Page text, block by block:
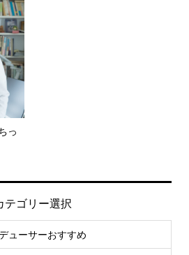
っ
テゴリー選択
ューサーおすすめ